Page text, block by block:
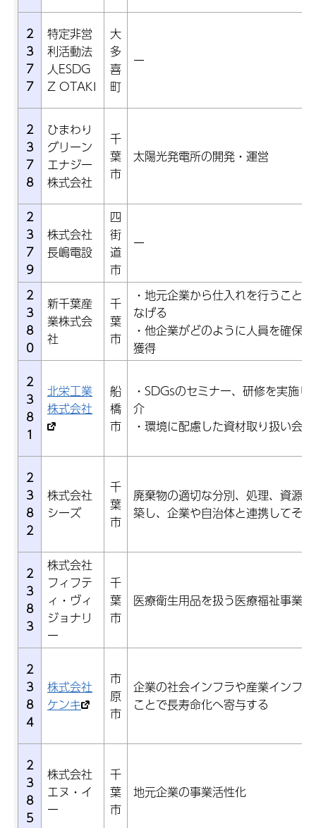
2
3
7
7
特定非営
利活動法
人ESDG
Z OTAKI
大
多
喜
町
ー
2
3
7
8
ひまわり
グリーン
エナジー
株式会社
千
葉
市
太陽光発電所の開発・運営
2
3
7
9
株式会社
長嶋電設
四
街
道
市
ー
2
3
8
0
新千葉産
業株式会
社
千
葉
市
・地元企業から仕入れを行うこと
なげる
・他企業がどのように人員を確保
獲得
2
3
8
1
北栄工業
株式会社
船
橋
市
・SDGsのセミナー、研修を実施
介
・環境に配慮した資材取り扱い会
2
3
8
2
株式会社
シーズ
千
葉
市
廃棄物の適切な分別、処理、資源
築し、企業や自治体と連携してそ
2
3
8
3
株式会社
フィフテ
ィ・ヴィ
ジョナリ
ー
千
葉
市
医療衛生用品を扱う医療福祉事業
2
3
8
4
株式会社
ケンキ
市
原
市
企業の社会インフラや産業インフ
ことで長寿命化へ寄与する
2
3
8
5
株式会社
エヌ・イ
ー
千
葉
市
地元企業の事業活性化